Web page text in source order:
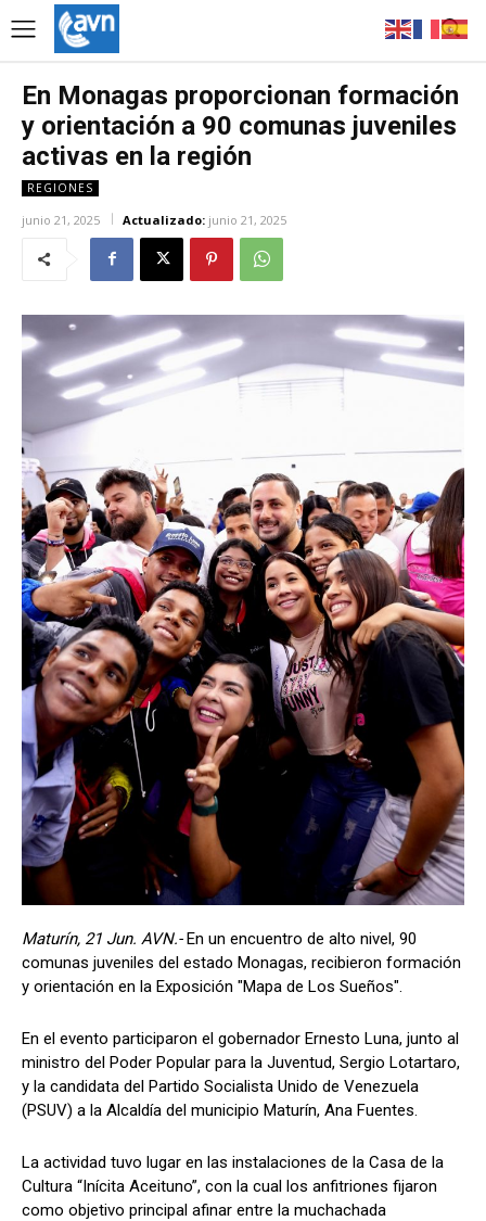
En Monagas proporcionan formación
y orientación a 90 comunas juveniles
activas en la región
REGIONES
junio 21, 2025 Actualizado: junio 21, 2025
Maturín, 21 Jun. AVN.-En un encuentro de alto nivel, 90
comunas juveniles del estado Monagas, recibieron formación
y orientación en la Exposición "Mapa de Los Sueños".
En el evento participaron el gobernador Ernesto Luna, junto al
ministro del Poder Popular para la Juventud, Sergio Lotartaro,
y la candidata del Partido Socialista Unido de Venezuela
(PSUV) a la Alcaldía del municipio Maturín, Ana Fuentes.
La actividad tuvo lugar en las instalaciones de la Casa de la
Cultura “Inícita Aceituno”, con la cual los anfitriones fijaron
como objetivo principal afinar entre la muchachada